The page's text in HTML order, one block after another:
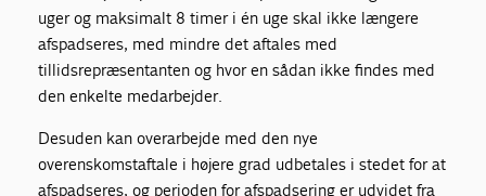
uger og maksimalt 8 timer i én uge skal ikke længere
afspadseres, med mindre det aftales med
tillidsrepræsentanten og hvor en sådan ikke findes med
den enkelte medarbejder.
Desuden kan overarbejde med den nye
overenskomstaftale i højere grad udbetales i stedet for at
afspadseres, og perioden for afspadsering er udvidet fra